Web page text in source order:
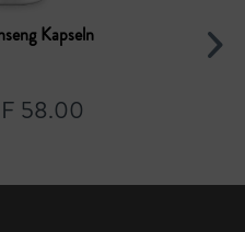
Kapseln
58.00